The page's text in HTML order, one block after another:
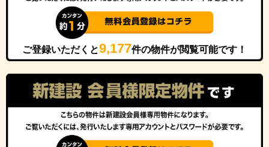
ご登録いただくと9,177件の物件が閲覧可能です！